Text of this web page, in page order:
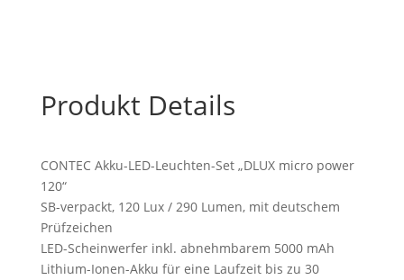
Produkt Details
CONTEC Akku-LED-Leuchten-Set „DLUX micro power
120“
SB-verpackt, 120 Lux / 290 Lumen, mit deutschem
Prüfzeichen
LED-Scheinwerfer inkl. abnehmbarem 5000 mAh
Lithium-Ionen-Akku für eine Laufzeit bis zu 30